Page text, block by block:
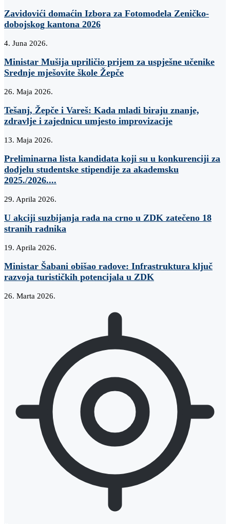
Zavidovići domaćin Izbora za Fotomodela Zeničko-
dobojskog kantona 2026
4. Juna 2026.
Ministar Mušija upriličio prijem za uspješne učenike
Srednje mješovite škole Žepče
26. Maja 2026.
Tešanj, Žepče i Vareš: Kada mladi biraju znanje,
zdravlje i zajednicu umjesto improvizacije
13. Maja 2026.
Preliminarna lista kandidata koji su u konkurenciji za
dodjelu studentske stipendije za akademsku
2025./2026....
29. Aprila 2026.
U akciji suzbijanja rada na crno u ZDK zatečeno 18
stranih radnika
19. Aprila 2026.
Ministar Šabani obišao radove: Infrastruktura ključ
razvoja turističkih potencijala u ZDK
26. Marta 2026.